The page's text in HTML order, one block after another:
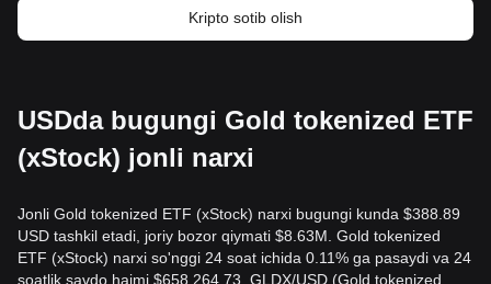
Kripto sotib olish
USDda bugungi Gold tokenized ETF
(xStock) jonli narxi
Jonli Gold tokenized ETF (xStock) narxi bugungi kunda $388.89
USD tashkil etadi, joriy bozor qiymati $8.63M. Gold tokenized
ETF (xStock) narxi so'nggi 24 soat ichida 0.11% ga pasaydi va 24
soatlik savdo hajmi $658,264.73. GLDX/USD (Gold tokenized